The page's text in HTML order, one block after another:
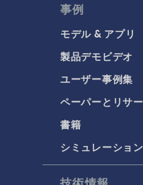
事例
モデル & アプリ
製品デモビデオ
ユーザー事例集
ペーパーとリサ
書籍
シミュレーショ